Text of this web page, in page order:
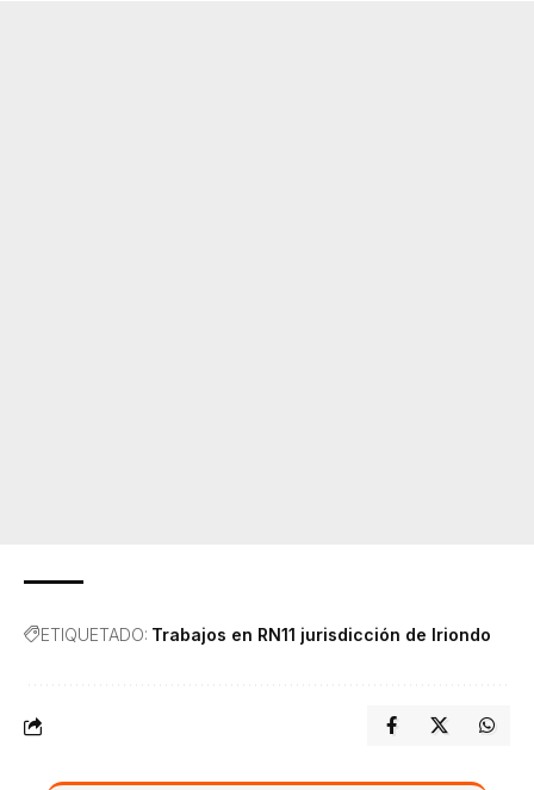
ETIQUETADO: Trabajos en RN11 jurisdicción de Iriondo